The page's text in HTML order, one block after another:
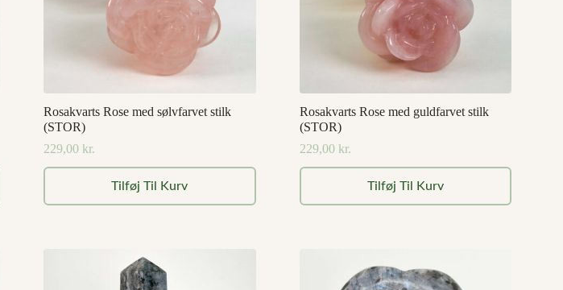
Rosakvarts Rose med sølvfarvet stilk
(STOR)
229,00 kr.
Tilføj Til Kurv
Rosakvarts Rose med guldfarvet stilk
(STOR)
229,00 kr.
Tilføj Til Kurv